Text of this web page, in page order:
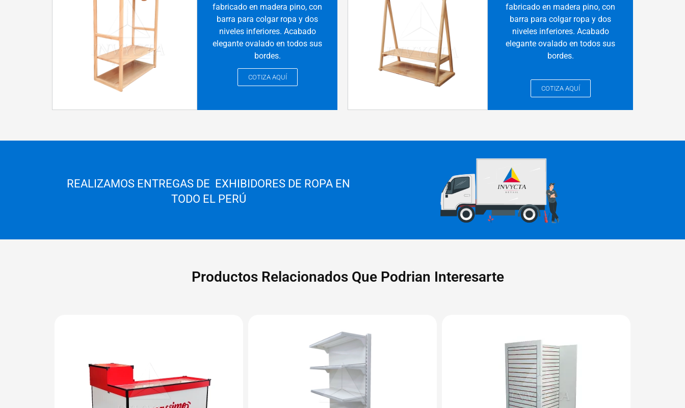
fabricado en madera pino, con
barra para colgar ropa y dos
niveles inferiores. Acabado
elegante ovalado en todos sus
bordes.
COTIZA AQUÍ
fabricado en madera pino, con
barra para colgar ropa y dos
niveles inferiores. Acabado
elegante ovalado en todos sus
bordes.
COTIZA AQUÍ
REALIZAMOS ENTREGAS DE EXHIBIDORES DE ROPA EN
TODO EL PERÚ
Productos Relacionados Que Podrian Interesarte